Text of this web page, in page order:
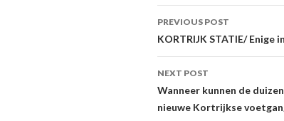
Post
navigation
PREVIOUS POST
KORTRIJK STATIE/
NEXT POST
Wanneer kunnen de
nieuwe Kortrijkse